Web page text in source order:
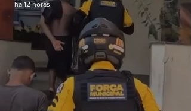
há 12 horas